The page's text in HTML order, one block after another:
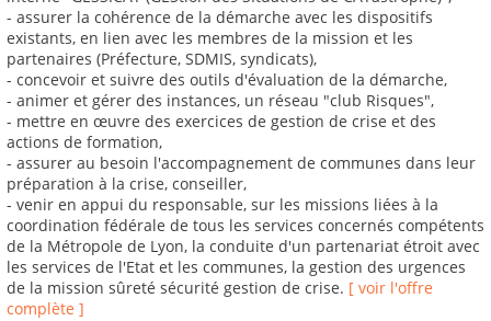
- assurer la cohérence de la démarche avec les dispositifs
existants, en lien avec les membres de la mission et les
partenaires (Préfecture, SDMIS, syndicats),
- concevoir et suivre des outils d'évaluation de la démarche,
- animer et gérer des instances, un réseau "club Risques",
- mettre en œuvre des exercices de gestion de crise et des
actions de formation,
- assurer au besoin l'accompagnement de communes dans leur
préparation à la crise, conseiller,
- venir en appui du responsable, sur les missions liées à la
coordination fédérale de tous les services concernés compétents
de la Métropole de Lyon, la conduite d'un partenariat étroit avec
les services de l'Etat et les communes, la gestion des urgences
de la mission sûreté sécurité gestion de crise. [ voir l'offre
complète ]